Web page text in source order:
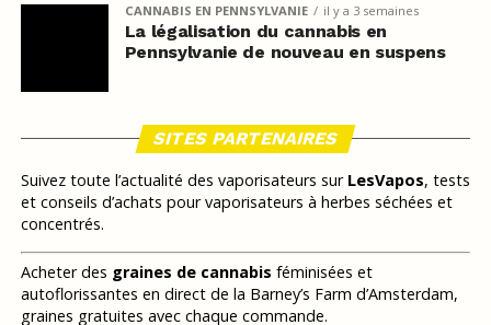
CANNABIS EN PENNSYLVANIE il y a 3 semaines
La légalisation du cannabis en
Pennsylvanie de nouveau en suspens
SITES PARTENAIRES
Suivez toute l’actualité des vaporisateurs sur LesVapos, tests
et conseils d’achats pour vaporisateurs à herbes séchées et
concentrés.
Acheter des graines de cannabis féminisées et
autoflorissantes en direct de la Barney’s Farm d’Amsterdam,
graines gratuites avec chaque commande.